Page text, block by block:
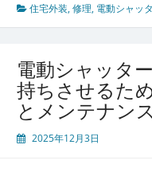
住宅外装,修理, 電動シャッ
電動シャッタ
持ちさせるた
とメンテナン
2025年12月3日